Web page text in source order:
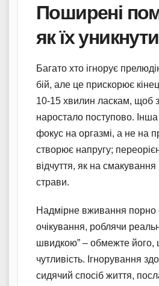
Поширені
як їх уникнути
Багато хто ігнорує
бій, але це прискорює
10-15 хвилин ласкам, щоб
наростало поступово.
фокус на оргазмі, а не на
створює напругу;
відчуття, як на
страви.
Надмірне вживання порно
очікування, роблячи
швидкою” – обмежте його,
чутливість. Ігнорування
сидячий спосіб життя,